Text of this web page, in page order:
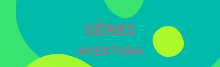
SÉRIES
AVENTURA